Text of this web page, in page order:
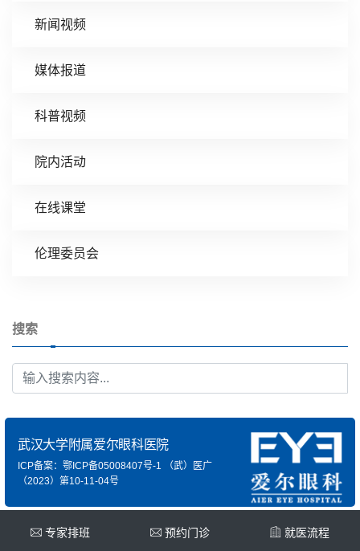
新闻视频
媒体报道
科普视频
院内活动
在线课堂
伦理委员会
搜索
武汉大学附属爱尔眼科医院
ICP备案：鄂ICP备05008407号-1
（武）医广
（2023）第10-11-04号
专家排班 预约门诊 就医流程